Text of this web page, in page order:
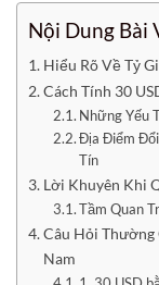
Nội Dung Bài
Hiểu Rõ Về Tỷ
Cách Tính 30
Những Yếu
Địa Điểm Đổi
Tín
Lời Khuyên Khi
Tầm Quan
Câu Hỏi Thường
Nam